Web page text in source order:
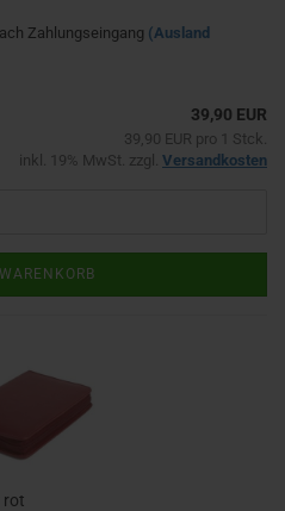
Zahlungseingang (Ausland
39,90 EUR
39,90 EUR pro 1 Stck.
inkl. 19% MwSt. zzgl. Versandkosten
rot